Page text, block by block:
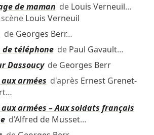
de maman de Louis Verneuil…
Louis Verneuil
de Georges Berr…
de téléphonede Paul Gavault…
Dassoucyde Georges Berr
armées d'après Ernest Grenet-
…
armées – Aux soldats français
d’Alfred de Musset…